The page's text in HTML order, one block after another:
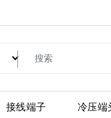
接线端子 冷压端